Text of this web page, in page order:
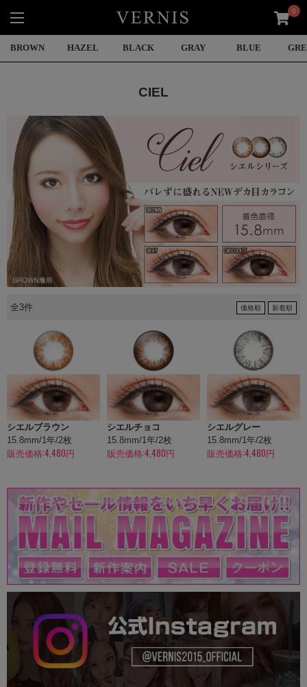
0
BROWN HAZEL BLACK GRAY BLUE
CIEL
全3件 価格順 新着順
シエルブラウン
15.8mm/1年/2枚
販売価格:4,480円
シエルチョコ
15.8mm/1年/2枚
販売価格:4,480円
シエルグレー
15.8mm/1年/2枚
販売価格:4,480円